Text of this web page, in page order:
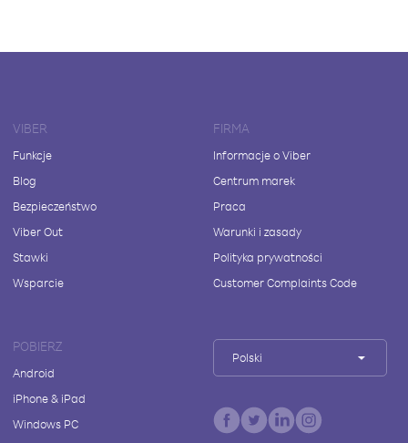
VIBER
Funkcje
Blog
Bezpieczeństwo
Viber Out
Stawki
Wsparcie
FIRMA
Informacje o Viber
Centrum marek
Praca
Warunki i zasady
Polityka prywatności
Customer Complaints Code
POBIERZ
Android
iPhone & iPad
Windows PC
Polski